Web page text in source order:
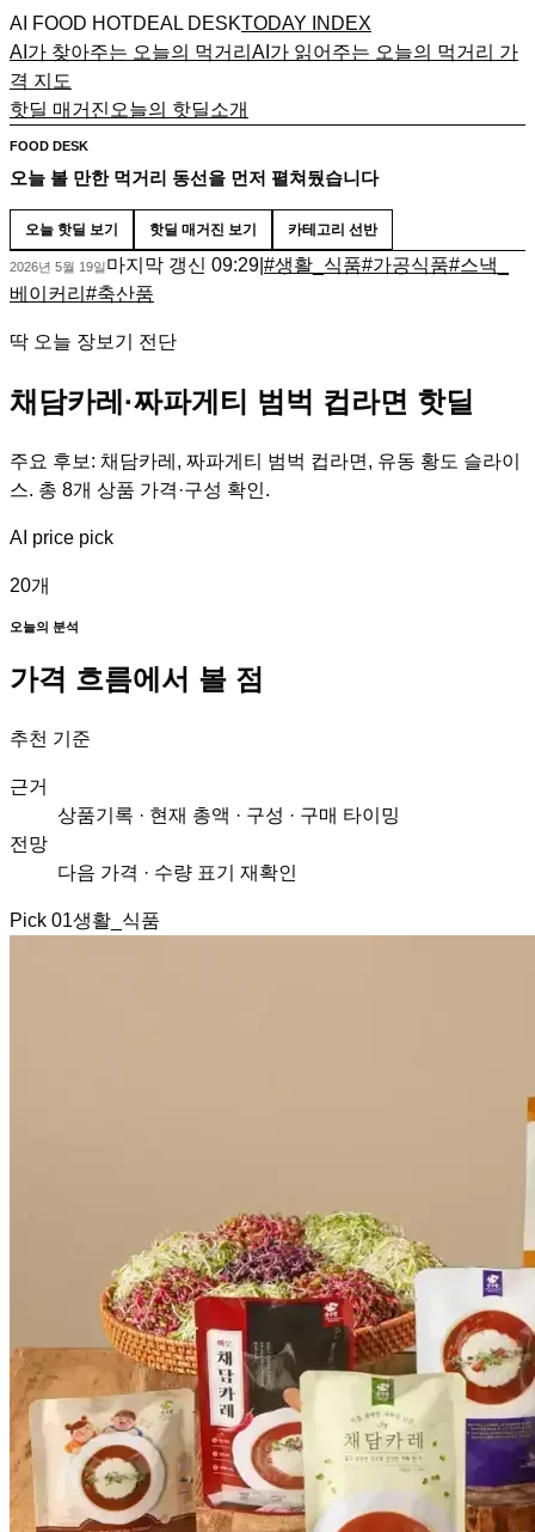
AI FOOD HOTDEAL DESKTODAY INDEX
AI가 찾아주는 오늘의 먹거리 AI가 읽어주는 오늘의 먹거리 가
격 지도
핫딜 매거진 오늘의 핫딜소개
FOOD DESK
오늘 볼 만한 먹거리 동선을 먼저 펼쳐뒀습니다
오늘 핫딜 보기 핫딜 매거진 보기 카테고리 선반
2026년 5월 19일 마지막 갱신 09:29 #생활_식품#가공식품#스낵_
베이커리 #축산품
딱 오늘 장보기 전단
채담카레·짜파게티 범벅 컵라면 핫딜
주요 후보: 채담카레, 짜파게티 범벅 컵라면, 유동 황도 슬라이
스. 총 8개 상품 가격·구성 확인.
AI price pick
20개
오늘의 분석
가격 흐름에서 볼 점
추천 기준
근거
상품기록 · 현재 총액 · 구성 · 구매 타이밍
전망
다음 가격 · 수량 표기 재확인
Pick 01생활_식품